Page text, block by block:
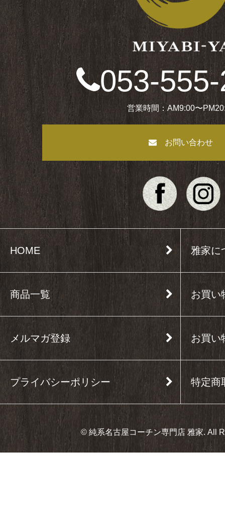
053-
営業時間：AM9:00〜
お問い合わせ
HOME 雅家に
商品一覧 お買い
メルマガ登録 お買い
プライバシーポリシー 特定商
© 純系名古屋コーチン専門店 雅家. All